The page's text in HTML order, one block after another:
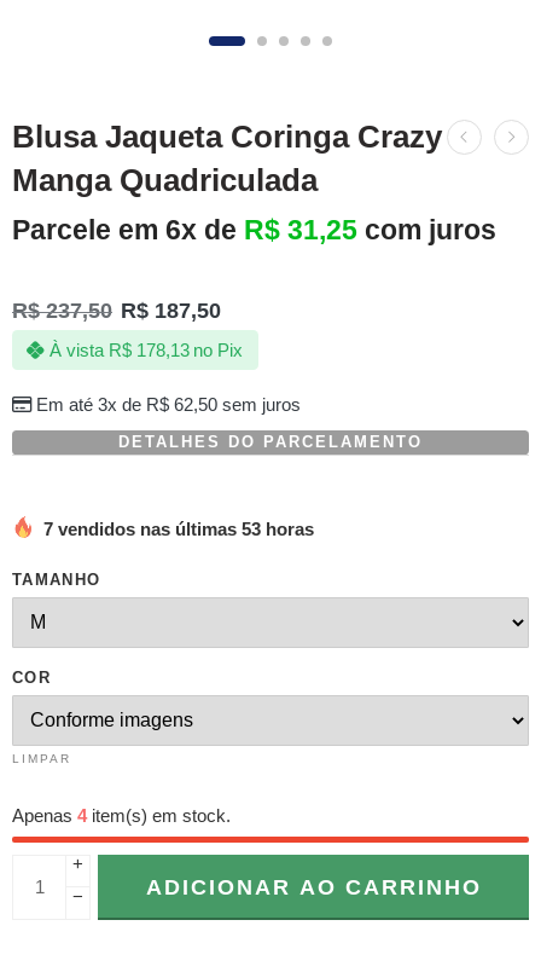
Blusa Jaqueta Coringa Crazy
Manga Quadriculada
Parcele em 6x de R$ 31,25 com juros
R$237,50 R$ 187,50
Em até 3x de R$62,50sem juros
À vista R$178,13 no Pix
DETALHES DO PARCELAMENTO
7 vendidos nas últimas 53 horas
TAMANHO
COR
LIMPAR
Apenas 4item(s) em stock.
+
−
ADICIONAR AO CARRINHO